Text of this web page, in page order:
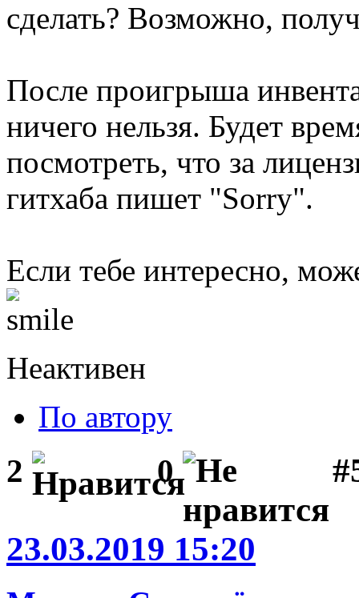
сделать? Возможно,
После проигрыша
ничего нельзя. Будет
посмотреть, что за
гитхаба пишет "Sorry".
Если тебе интересно,
Неактивен
По автору
2 0
23.03.2019 15:20